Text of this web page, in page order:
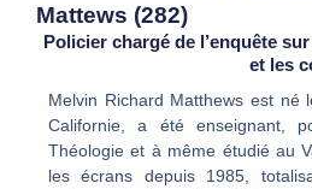
Mattews (282)
Policier chargé de l’enquête
et les
Melvin Richard Matthews est né
Californie, a été enseignant,
Théologie et à même étudié au
les écrans depuis 1985,